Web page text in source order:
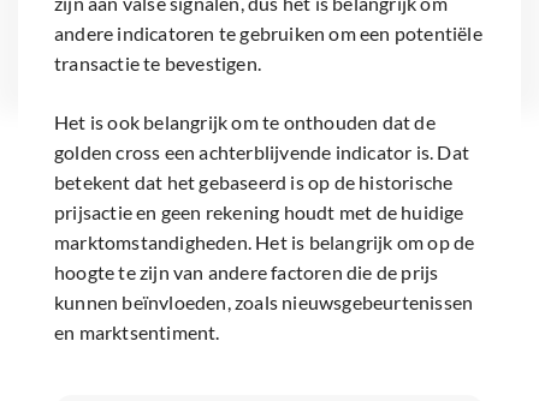
andere indicatoren te gebruiken om een potentiële
transactie te bevestigen.
Het is ook belangrijk om te onthouden dat de
golden cross een achterblijvende indicator is. Dat
betekent dat het gebaseerd is op de historische
prijsactie en geen rekening houdt met de huidige
marktomstandigheden. Het is belangrijk om op de
hoogte te zijn van andere factoren die de prijs
kunnen beïnvloeden, zoals nieuwsgebeurtenissen
en marktsentiment.